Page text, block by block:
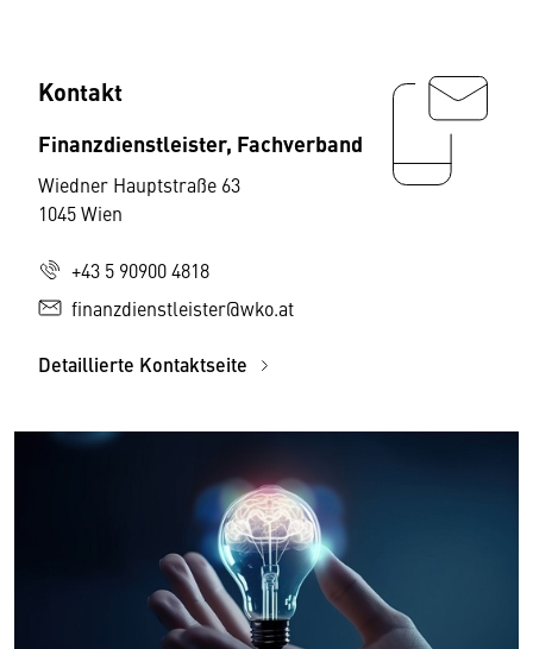
Kontakt
Finanzdienstleister, Fachverband
Wiedner Hauptstraße 63
1045 Wien
+43 5 90900 4818
finanzdienstleister@wko.at
Detaillierte Kontaktseite